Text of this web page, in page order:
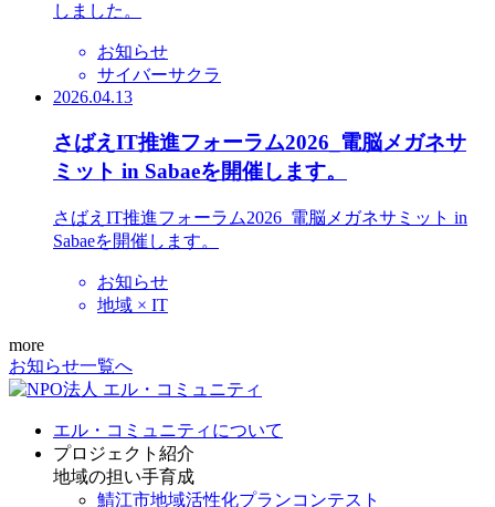
しました。
お知らせ
サイバーサクラ
2026.04.13
さばえIT推進フォーラム2026_電脳メガネサ
ミット in Sabaeを開催します。
さばえIT推進フォーラム2026_電脳メガネサミット in
Sabaeを開催します。
お知らせ
地域 × IT
more
お知らせ一覧へ
エル・コミュニティについて
プロジェクト紹介
地域の担い手育成
鯖江市地域活性化プランコンテスト